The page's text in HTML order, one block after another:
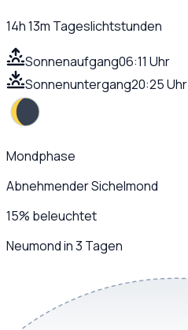
14h 13m Tageslichtstunden
Sonnenaufgang06:11 Uhr
Sonnenuntergang20:25 Uhr
Mondphase
Abnehmender Sichelmond
15% beleuchtet
Neumond in 3 Tagen